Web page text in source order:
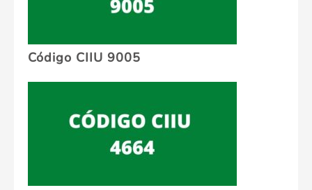
Código CIIU 9005